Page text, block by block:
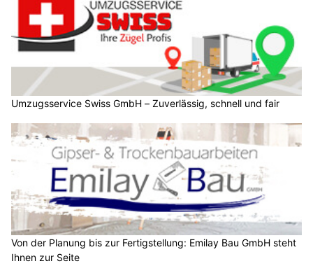
Umzugsservice Swiss GmbH – Zuverlässig, schnell und fair
Von der Planung bis zur Fertigstellung: Emilay Bau GmbH steht
Ihnen zur Seite